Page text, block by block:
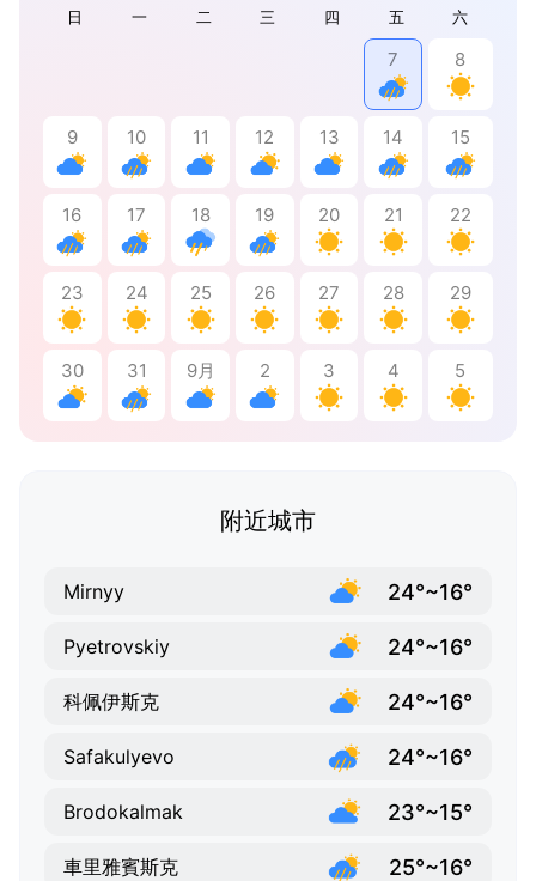
日 一 二 三 四 五 六
7 8
9 10 11 12 13 14 15
16 17 18 19 20 21 22
23 24 25 26 27 28 29
30 31 9月 2 3 4 5
附近城市
Mirnyy 24°~16°
Pyetrovskiy 24°~16°
科佩伊斯克 24°~16°
Safakulyevo 24°~16°
Brodokalmak 23°~15°
車里雅賓斯克 25°~16°